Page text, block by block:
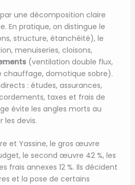
une décomposition claire
En pratique, on distingue le
structure, étanchéité), le
menuiseries, cloisons,
(ventilation double flux,
chauffage, domotique sobre).
: études, assurances,
taxes et frais de
évite les angles morts au
devis.
et Yassine, le gros œuvre
le second œuvre 42 %, les
frais annexes 12 %. Ils décident
et la pose de certains